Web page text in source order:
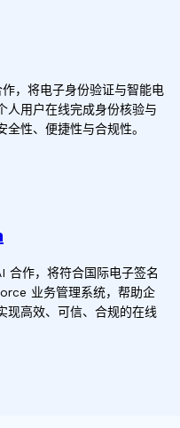
，将电子身份验证与智能电
人用户在线完成身份核验与
性、便捷性与合规性。
作，将符合国际电子签名
业务管理系统，帮助企
现高效、可信、合规的在线